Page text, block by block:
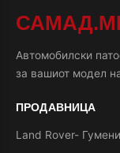
Автомобилски
за вашиот модел
ПРОДАВНИЦА
Land Rover-